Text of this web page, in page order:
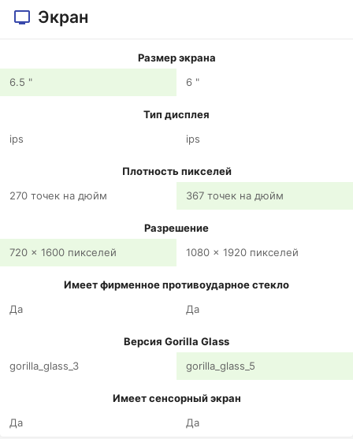
Экран
Размер экрана
6.5 "
6 "
Тип дисплея
ips
ips
Плотность пикселей
270 точек на дюйм
367 точек на дюйм
Разрешение
720 x 1600 пикселей
1080 x 1920 пикселей
Имеет фирменное противоударное стекло
Да
Да
Версия Gorilla Glass
gorilla_glass_3
gorilla_glass_5
Имеет сенсорный экран
Да
Да